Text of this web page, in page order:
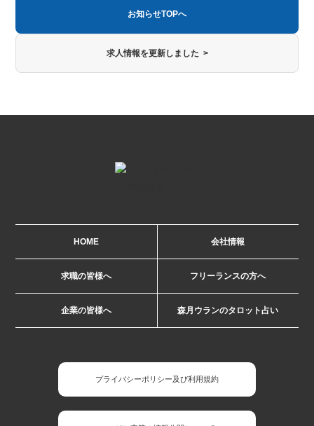
お知らせTOPへ
求人情報を更新しました >
HOME 会社情報
求職の皆様へ フリーランスの方へ
企業の皆様へ 森月ウランのタロット占い
プライバシーポリシー及び利用規約